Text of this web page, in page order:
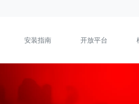
安装指南 开放平台